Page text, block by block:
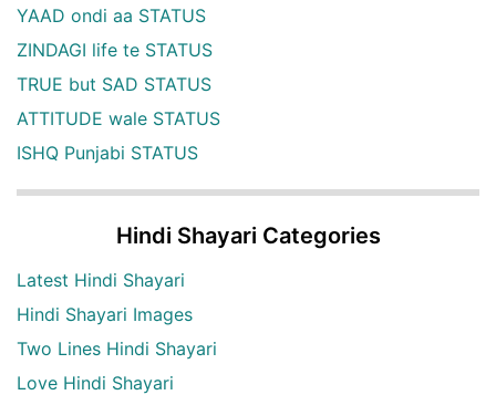
YAAD ondi aa STATUS
ZINDAGI life te STATUS
TRUE but SAD STATUS
ATTITUDE wale STATUS
ISHQ Punjabi STATUS
Hindi Shayari Categories
Latest Hindi Shayari
Hindi Shayari Images
Two Lines Hindi Shayari
Love Hindi Shayari